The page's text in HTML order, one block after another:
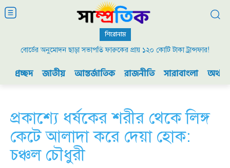
শিরোনাম
বোর্ডের অনুমোদন ছাড়া সভাপতি ফারুকের প্রায় ১২০ কোটি টাকা ট্রান্সফার!
প্রচ্ছদ জাতীয় আন্তর্জাতিক রাজনীতি সারাবাংলা
প্রকাশ্যে ধর্ষকের শরীর থেকে লিঙ্গ
কেটে আলাদা করে দেয়া হোক:
চঞ্চল চৌধুরী